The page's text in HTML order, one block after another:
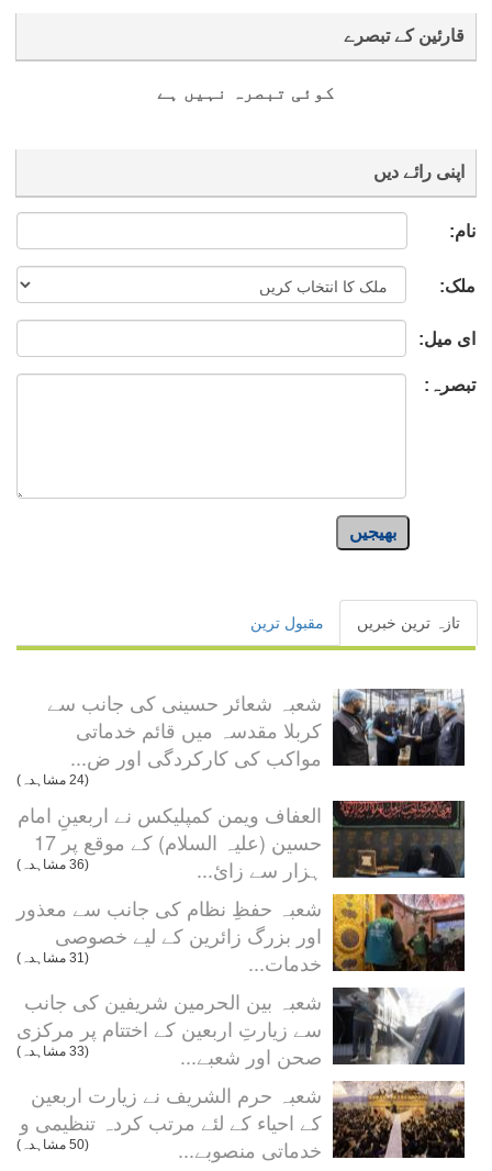
قارئین کے تبصرے
کوئی تبصرہ نہیں ہے
اپنی رائے دیں
نام:
ملک:
ای میل:
تبصرہ:
بھیجیں
تازہ ترین خبریں مقبول ترین
شعبہ شعائر حسینی کی جانب سے
کربلا مقدسہ میں قائم خدماتی
مواکب کی کارکردگی اور ض...
(24 مشاہدہ)
العفاف ویمن کمپلیکس نے اربعینِ امام
حسین (علیہ السلام) کے موقع پر 17
ہزار سے زائ...
(36 مشاہدہ)
شعبہ حفظِ نظام کی جانب سے معذور
اور بزرگ زائرین کے لیے خصوصی
خدمات...
(31 مشاہدہ)
شعبہ بین الحرمین شریفین کی جانب
سے زیارتِ اربعین کے اختتام پر مرکزی
صحن اور شعبے...
(33 مشاہدہ)
شعبہ حرم الشریف نے زیارت اربعین
کے احیاء کے لئے مرتب کردہ تنظیمی و
خدماتی منصوبے...
(50 مشاہدہ)